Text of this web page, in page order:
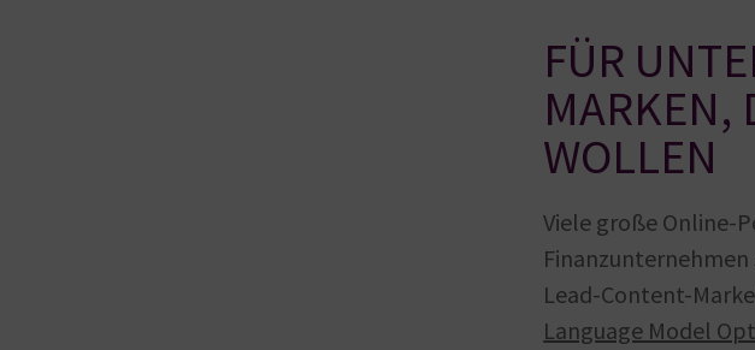
FÜR
MARKEN,
WOLLEN
Viele große Online-
Finanzunternehmen
Lead-Content-
Language Model